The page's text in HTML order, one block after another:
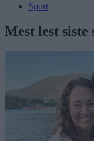
Sport
Mest lest siste